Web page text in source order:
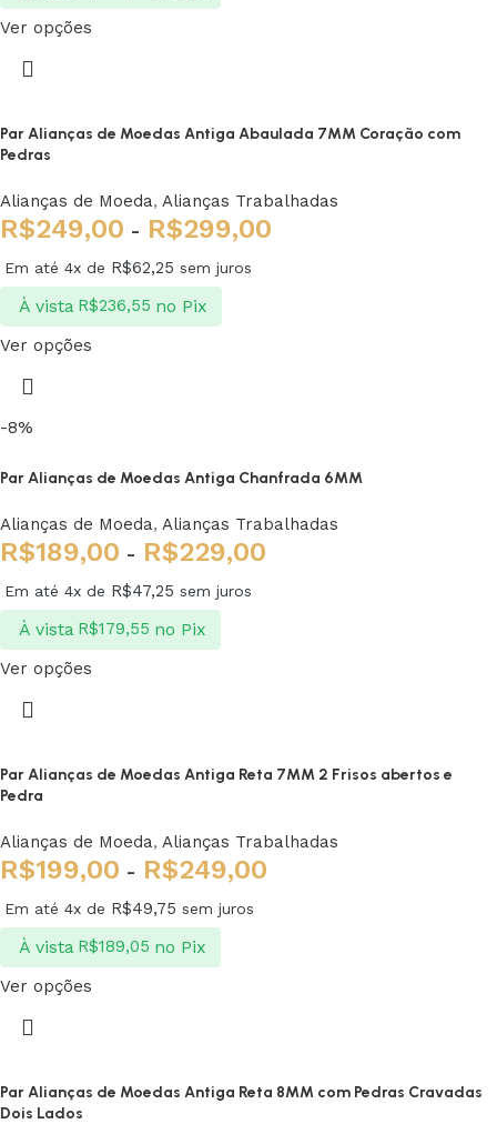
Ver opções
Par Alianças de Moedas Antiga Abaulada 7MM Coração com
Pedras
Alianças de Moeda, Alianças Trabalhadas
R$249,00 - R$299,00
Em até 4x de R$62,25 sem juros
À vista R$236,55 no Pix
Ver opções
-8%
Par Alianças de Moedas Antiga Chanfrada 6MM
Alianças de Moeda, Alianças Trabalhadas
R$189,00 - R$229,00
Em até 4x de R$47,25 sem juros
À vista R$179,55 no Pix
Ver opções
Par Alianças de Moedas Antiga Reta 7MM 2 Frisos abertos e
Pedra
Alianças de Moeda, Alianças Trabalhadas
R$199,00 - R$249,00
Em até 4x de R$49,75 sem juros
À vista R$189,05 no Pix
Ver opções
Par Alianças de Moedas Antiga Reta 8MM com Pedras Cravadas
Dois Lados